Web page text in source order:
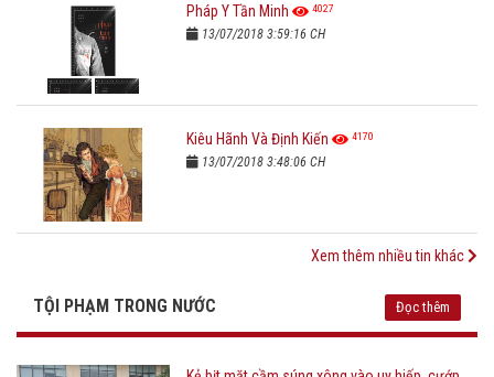
Pháp Y Tần Minh 4027
13/07/2018 3:59:16 CH
Kiêu Hãnh Và Định Kiến 4170
13/07/2018 3:48:06 CH
Xem thêm nhiều tin khác
TỘI PHẠM TRONG NƯỚC Đọc thêm